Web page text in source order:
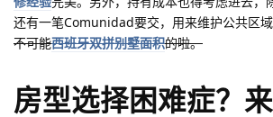
还有一笔Comunidad要交，用来维护公共区域
不可能西班牙双拼别墅面积的啦。
房型选择困难症？